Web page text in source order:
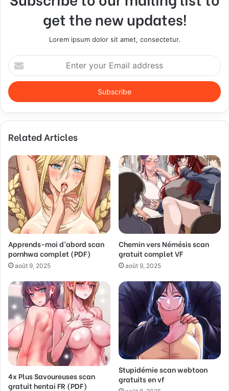
get the new updates!
Lorem ipsum dolor sit amet, consectetur.
E
n
e
y
u
E
m
a
i
l
a
d
r
e
s
Related Articles
Apprends-moi d’abord scan
pornhwa complet (PDF)
août 9, 2025
Chemin vers Némésis scan
gratuit complet VF
août 9, 2025
4x Plus Savoureuses scan
gratuit hentai FR (PDF)
Stupidémie scan webtoon
gratuits en vf